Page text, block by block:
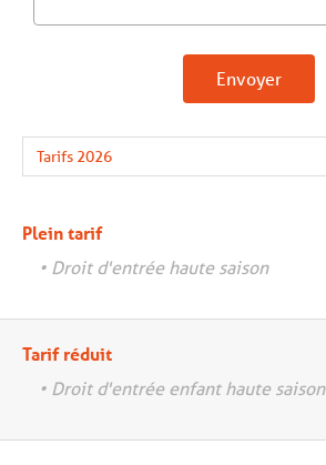
Envoyer
Plein tarif
• Droit d'entrée haute saison
Tarif réduit
• Droit d'entrée enfant haute saison